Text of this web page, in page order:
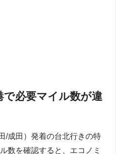
で必要マイル数が違
/成田）発着の台北行きの特
数を確認すると、エコノミ